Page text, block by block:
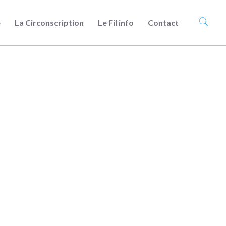
La Circonscription Le Fil info Contact